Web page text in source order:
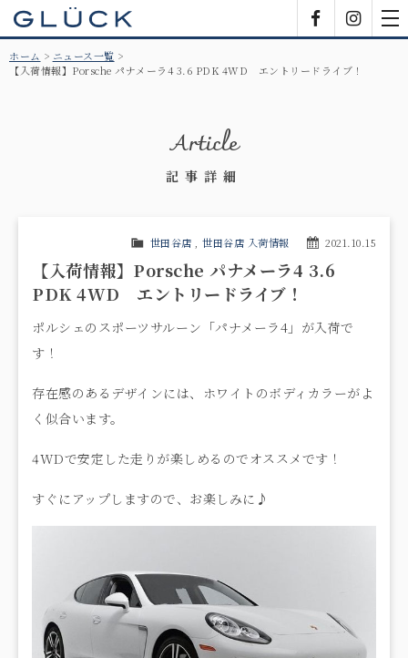
ホーム
ニュース一覧
【入荷情報】Porsche パナメーラ4 3.6 PDK 4WD エントリードライブ！
Article
記事詳細
2021.10.15
世田谷店 世田谷店 入荷情報
【入荷情報】Porsche パナメーラ4 3.6
PDK 4WD エントリードライブ！
ポルシェのスポーツサルーン「パナメーラ4」が入荷で
す！
存在感のあるデザインには、ホワイトのボディカラーがよ
く似合います。
4WDで安定した走りが楽しめるのでオススメです！
すぐにアップしますので、お楽しみに♪